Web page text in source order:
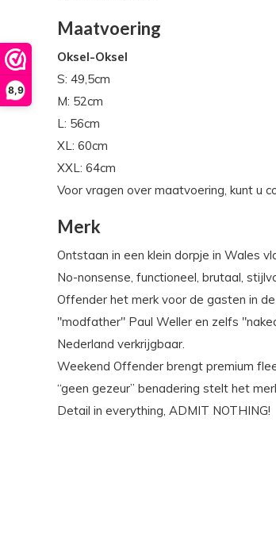
8,9
Maatvoering
Oksel-Oksel
S: 49,5cm
M: 52cm
L: 56cm
XL: 60cm
XXL: 64cm
Voor vragen over maatvoering, kunt u
Merk
Ontstaan in een klein dorpje in Wales
No-nonsense, functioneel, brutaal,
Offender het merk voor de gasten in
"modfather" Paul Weller en zelfs
Nederland verkrijgbaar.
Weekend Offender brengt premium
“geen gezeur” benadering stelt het
Detail in everything, ADMIT NOTHING!